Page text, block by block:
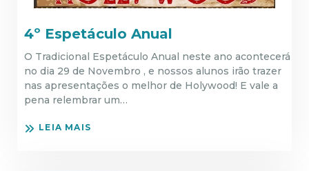
4º Espetáculo Anual
O Tradicional Espetáculo Anual neste ano acontecerá
no dia 29 de Novembro , e nossos alunos irão trazer
nas apresentações o melhor de Holywood! E vale a
pena relembrar um…
LEIA MAIS